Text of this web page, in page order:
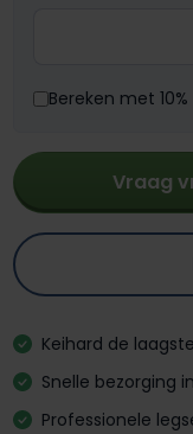
Bereken met
Vraag
Keihard de
Snelle bezorging
Professionele